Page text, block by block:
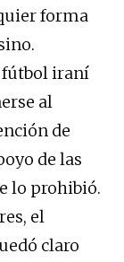
forma
fútbol iraní
al
de
de las
lo prohibió.
el
claro